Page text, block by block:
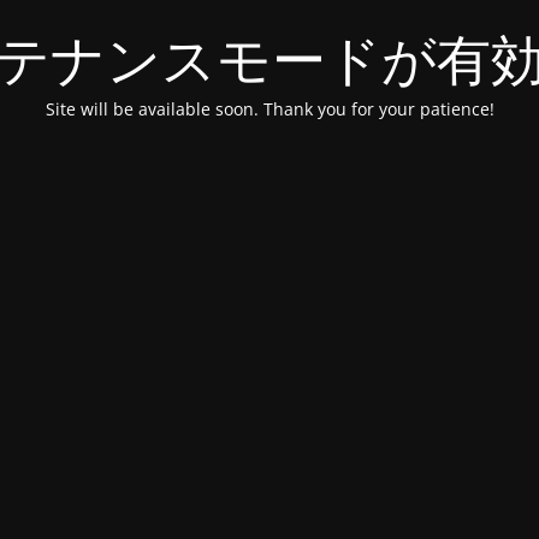
ナンスモードが有
Site will be available soon. Thank you for your patience!